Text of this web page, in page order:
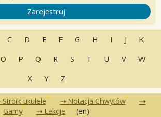
Zarejestruj
C D E F G H I J
K
O P Q R S T U V
W
X
Y Z
Stroik ukulele
Notacja Chwytów
Gamy
Lekcje (en)